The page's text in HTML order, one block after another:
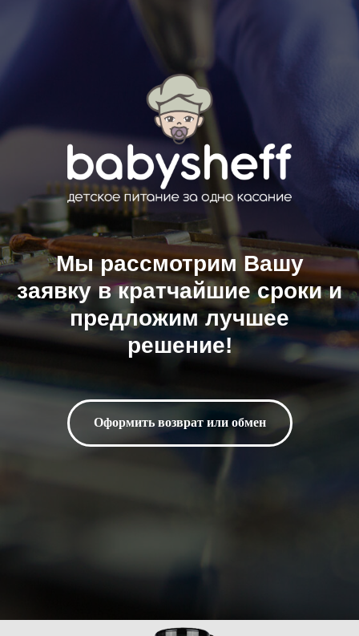
Мы рассмотрим Вашу
заявку в кратчайшие сроки и
предложим лучшее
решение!
Оформить возврат или обмен